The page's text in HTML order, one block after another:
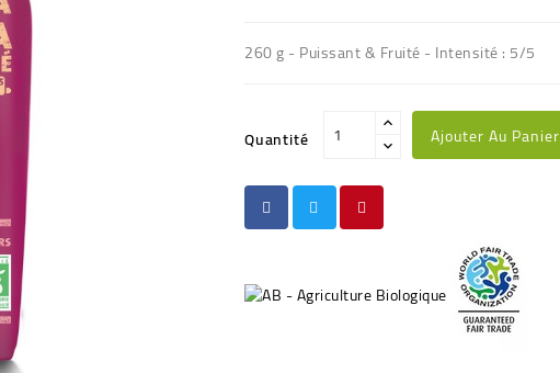
260 g - Puissant & Fruité - Intensité : 5/5
Quantité Ajouter Au Panier